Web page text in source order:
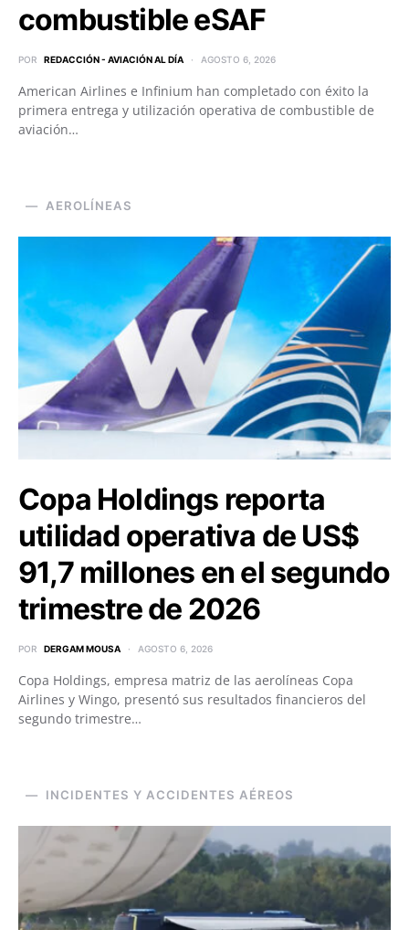
combustible eSAF
POR REDACCIÓN - AVIACIÓN AL DÍA AGOSTO 6, 2026
American Airlines e Infinium han completado con éxito la
primera entrega y utilización operativa de combustible de
aviación…
AEROLÍNEAS
Copa Holdings reporta
utilidad operativa de US$
91,7 millones en el segundo
trimestre de 2026
POR DERGAM MOUSA AGOSTO 6, 2026
Copa Holdings, empresa matriz de las aerolíneas Copa
Airlines y Wingo, presentó sus resultados financieros del
segundo trimestre…
INCIDENTES Y ACCIDENTES AÉREOS